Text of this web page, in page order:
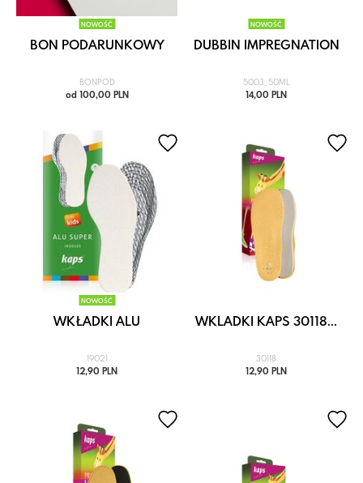
NOWOŚĆ
BON PODARUNKOWY
BONPOD
od 100,00 PLN
NOWOŚĆ
DUBBIN IMPREGNATION
5003_50ML
14,00 PLN
NOWOŚĆ
WKŁADKI ALU
19021
12,90 PLN
WKLADKI KAPS 30118...
30118
12,90 PLN